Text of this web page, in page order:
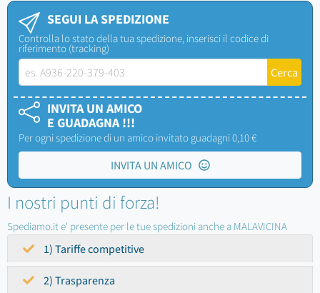
SEGUI LA SPEDIZIONE
Controlla lo stato della tua spedizione, inserisci il codice di
riferimento (tracking)
INVITA UN AMICO
E GUADAGNA !!!
Per ogni spedizione di un amico invitato guadagni 0,10 €
INVITA UN AMICO
I nostri punti di forza!
Spediamo.it e' presente per le tue spedizioni anche a MALAVICINA
1) Tariffe competitive
2) Trasparenza